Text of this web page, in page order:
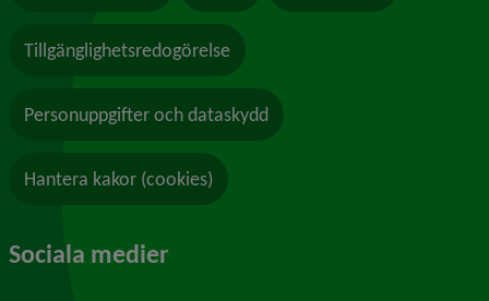
Tillgänglighetsredogörelse
Personuppgifter och dataskydd
Hantera kakor (cookies)
Sociala medier